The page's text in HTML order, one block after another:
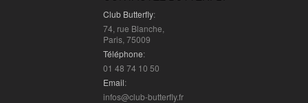
Club Butterfly:
74, rue Blanche,
Paris, 75009
Téléphone:
01 48 74 10 50
Email:
infos@club-butterfly.fr